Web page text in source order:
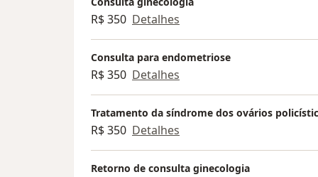
R$ 350 Detalhes
Consulta para endometriose
R$ 350 Detalhes
Tratamento da síndrome dos ovários
R$ 350 Detalhes
Retorno de consulta ginecologia